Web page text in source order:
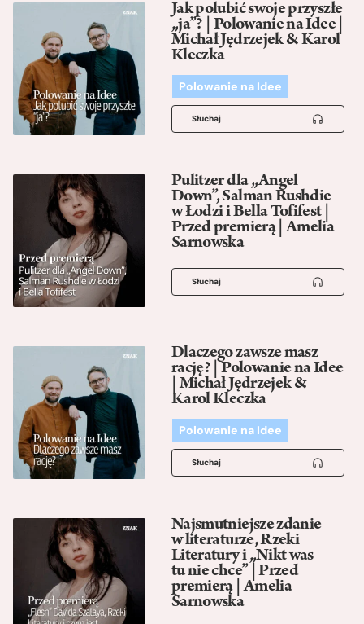
Jak polubić swoje przyszłe
„ja”? | Polowanie na Idee |
Michał Jędrzejek & Karol
Kleczka
Polowanie na Idee
Słuchaj
Pulitzer dla „Angel
Down”, Salman Rushdie
w Łodzi i Bella Tofifest |
Przed premierą | Amelia
Sarnowska
Słuchaj
Dlaczego zawsze masz
rację? | Polowanie na Idee
| Michał Jędrzejek &
Karol Kleczka
Polowanie na Idee
Słuchaj
Najsmutniejsze zdanie
w literaturze, Rzeki
Literatury i „Nikt was
tu nie chce” | Przed
premierą | Amelia
Sarnowska